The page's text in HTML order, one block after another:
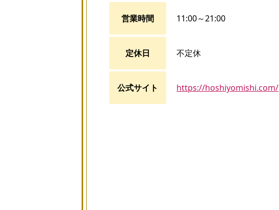
営業時間 11:00～21:00
定休日 不定休
公式サイト https://hoshiyomishi.com/